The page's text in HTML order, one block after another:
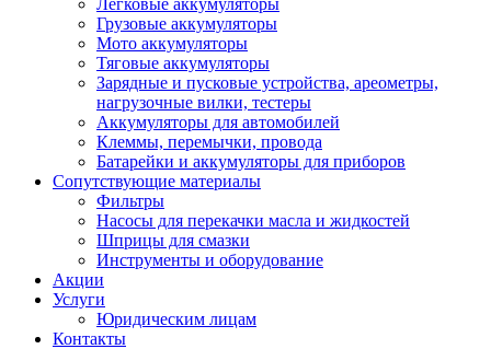
Легковые аккумуляторы
Грузовые аккумуляторы
Мото аккумуляторы
Тяговые аккумуляторы
Зарядные и пусковые устройства, ареометры,
нагрузочные вилки, тестеры
Аккумуляторы для автомобилей
Клеммы, перемычки, провода
Батарейки и аккумуляторы для приборов
Сопутствующие материалы
Фильтры
Насосы для перекачки масла и жидкостей
Шприцы для смазки
Инструменты и оборудование
Акции
Услуги
Юридическим лицам
Контакты